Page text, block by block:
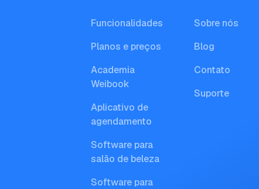
Funcionalidades
Planos e preços
Academia
Weibook
Aplicativo de
agendamento
Software para
salão de beleza
Software para
Sobre nós
Blog
Contato
Suporte